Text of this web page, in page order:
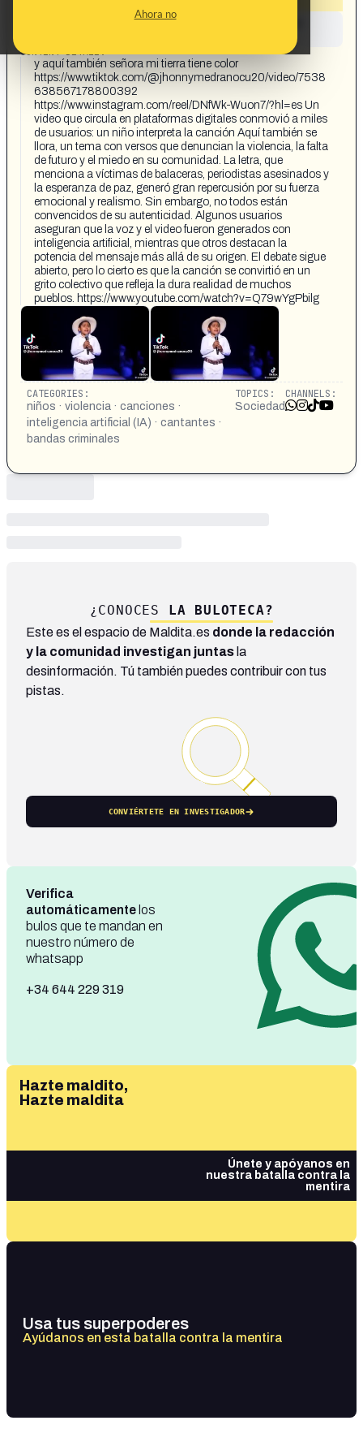
Ahora no
This content has not yet been investigated by the
CONTENT DETAIL:
y aquí también señora mi tierra tiene color
https://www.tiktok.com/@jhonnymedranocu20/video/7538
638567178800392
https://www.instagram.com/reel/DNfWk-Wuon7/?hl=es Un
video que circula en plataformas digitales conmovió a miles
de usuarios: un niño interpreta la canción Aquí también se
llora, un tema con versos que denuncian la violencia, la falta
de futuro y el miedo en su comunidad. La letra, que
menciona a víctimas de balaceras, periodistas asesinados y
la esperanza de paz, generó gran repercusión por su fuerza
emocional y realismo. Sin embargo, no todos están
convencidos de su autenticidad. Algunos usuarios
aseguran que la voz y el video fueron generados con
inteligencia artificial, mientras que otros destacan la
potencia del mensaje más allá de su origen. El debate sigue
abierto, pero lo cierto es que la canción se convirtió en un
grito colectivo que refleja la dura realidad de muchos
pueblos. https://www.youtube.com/watch?v=Q79wYgPbilg
CATEGORIES:
niños · violencia · canciones ·
inteligencia artificial (IA) · cantantes ·
bandas criminales
TOPICS:
Sociedad
CHANNELS:
¿CONOCES LA BULOTECA?
Este es el espacio de Maldita.es donde la redacción
y la comunidad investigan juntas la
desinformación. Tú también puedes contribuir con tus
pistas.
CONVIÉRTETE EN INVESTIGADOR
Verifica
automáticamente los
bulos que te mandan en
nuestro número de
whatsapp
+34 644 229 319
Hazte maldito,
Hazte maldita
Únete y apóyanos en
nuestra batalla contra la
mentira
Usa tus superpoderes
Ayúdanos en esta batalla contra la mentira